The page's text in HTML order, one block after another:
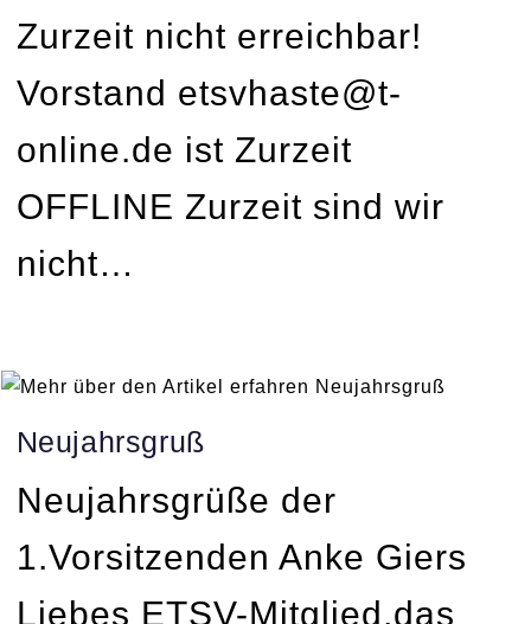
Zurzeit nicht erreichbar!
Vorstand etsvhaste@t-
online.de ist Zurzeit
OFFLINE Zurzeit sind wir
nicht…
Neujahrsgruß
Neujahrsgrüße der
1.Vorsitzenden Anke Giers
Liebes ETSV-Mitglied,das